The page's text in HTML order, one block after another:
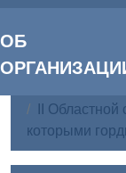
ОБ
II
которыми